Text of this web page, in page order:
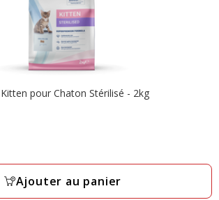
pour Chaton Stérilisé - 2kg
Ajouter au panier